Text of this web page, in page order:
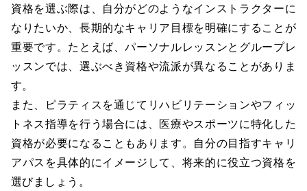
資格を選ぶ際は、自分がどのようなインストラクターに
なりたいか、長期的なキャリア目標を明確にすることが
重要です。たとえば、パーソナルレッスンとグループレ
ッスンでは、選ぶべき資格や流派が異なることがありま
す。
また、ピラティスを通じてリハビリテーションやフィッ
トネス指導を行う場合には、医療やスポーツに特化した
資格が必要になることもあります。自分の目指すキャリ
アパスを具体的にイメージして、将来的に役立つ資格を
選びましょう。